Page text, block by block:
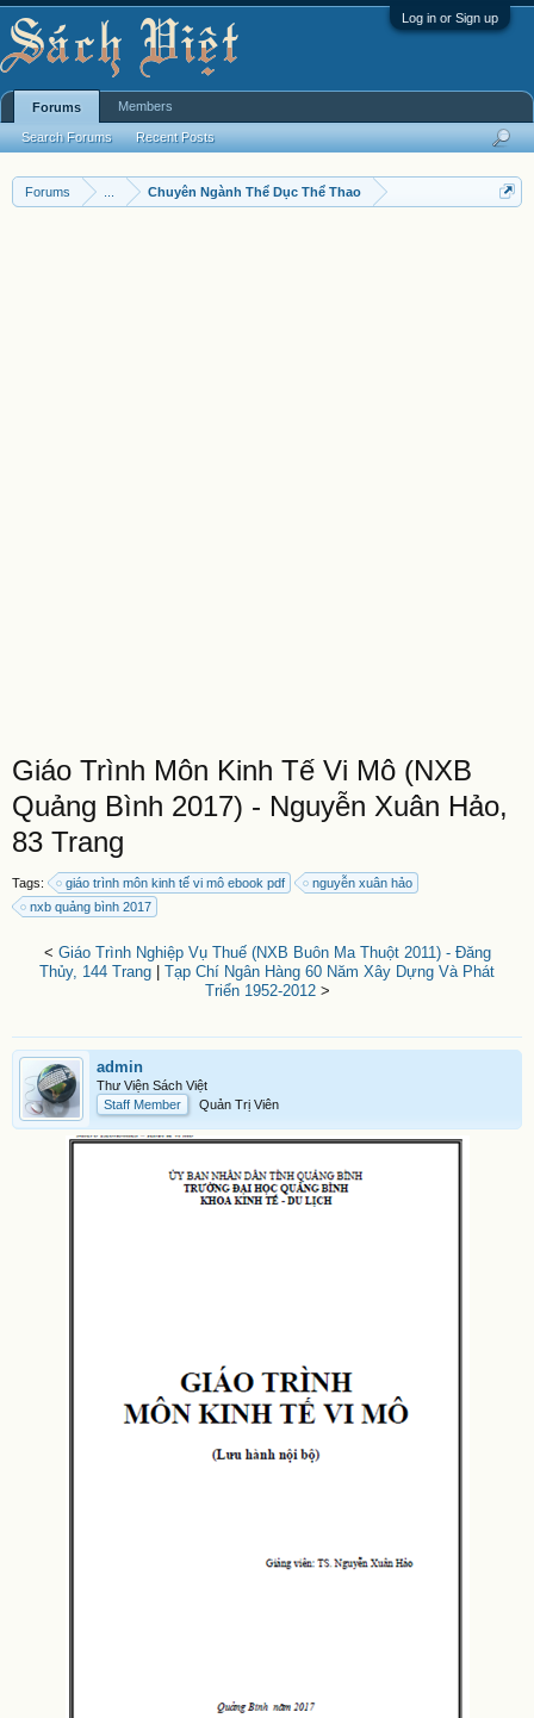
Log in or Sign up
Forums Chuyên Ngành Thể Dục Thể Thao
Giáo Trình Môn Kinh Tế Vi Mô (NXB
Quảng Bình 2017) - Nguyễn Xuân Hảo,
83 Trang
Tags: giáo trình môn kinh tế vi mô ebook pdf
nguyễn xuân hảo
nxb quảng bình 2017
< Giáo Trình Nghiệp Vụ Thuế (NXB Buôn Ma Thuột 2011) - Đăng
Thủy, 144 Trang
Tạp Chí Ngân Hàng 60 Năm Xây Dựng Và Phát
Triển 1952-2012>
admin
Thư Viện Sách Việt
Staff Member
Quản Trị Viên
Forums
Search Forums Recent Posts
Members